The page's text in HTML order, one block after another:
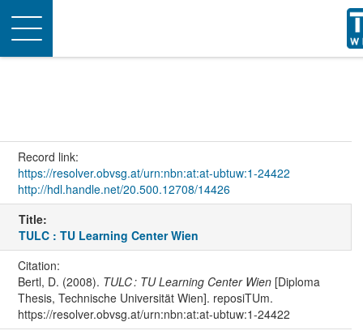
Toggle
navigation
Record link:
https://resolver.obvsg.at/urn:nbn:at:at-ubtuw:1-24422
http://hdl.handle.net/20.500.12708/14426
Title:
TULC : TU Learning Center Wien
Citation:
Bertl, D. (2008). TULC : TU Learning Center Wien[Diploma
Thesis, Technische Universität Wien]. reposiTUm.
https://resolver.obvsg.at/urn:nbn:at:at-ubtuw:1-24422